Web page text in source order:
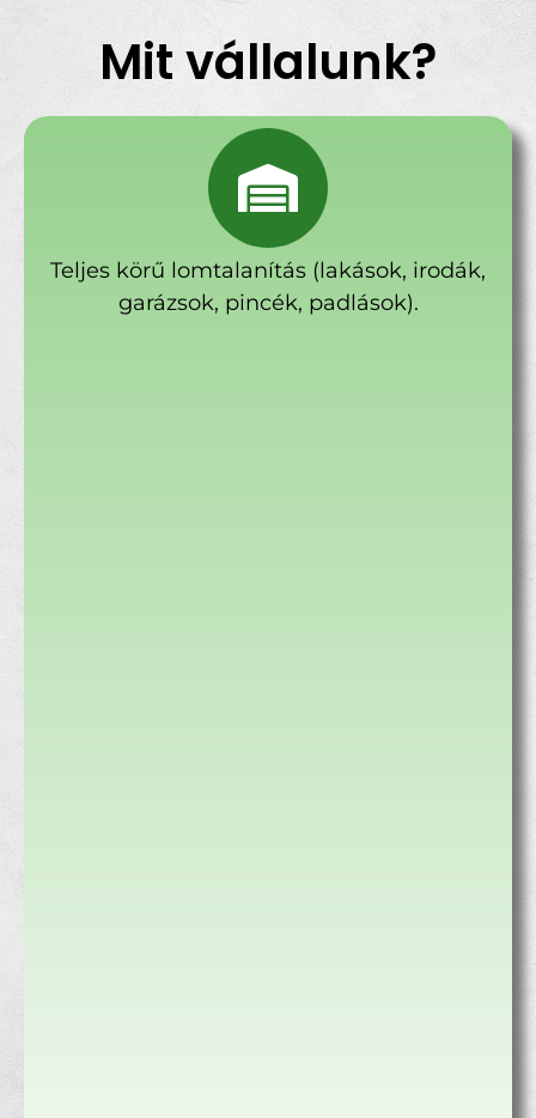
Mit vállalunk?
Teljes körű lomtalanítás (lakások, irodák,
garázsok, pincék, padlások).